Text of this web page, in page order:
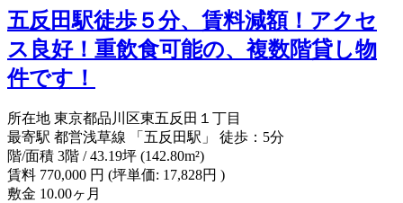
五反田駅徒歩５分、賃料減額！アクセ
ス良好！重飲食可能の、複数階貸し物
件です！
所在地 東京都品川区東五反田１丁目
最寄駅 都営浅草線 「五反田駅」 徒歩：5分
階/面積 3階 / 43.19坪 (142.80m²)
賃料 770,000 円 (坪単価: 17,828円 )
敷金 10.00ヶ月